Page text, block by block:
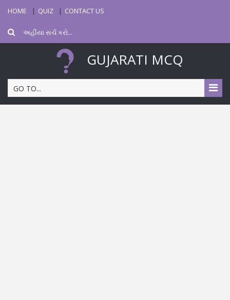
HOME QUIZ CONTACT US
GUJARATI MCQ
GO TO...